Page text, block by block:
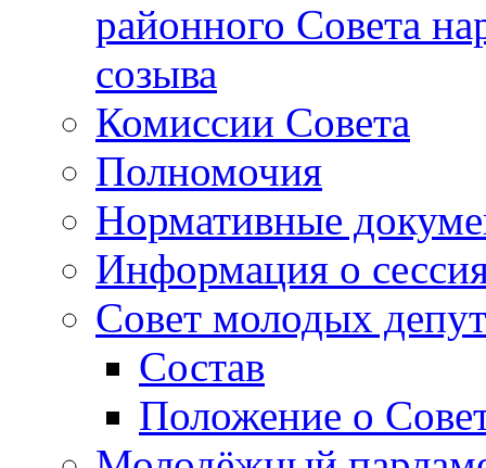
районного Совета
созыва
Комиссии Совета
Полномочия
Нормативные
Информация о
Совет молодых
Состав
Положение о